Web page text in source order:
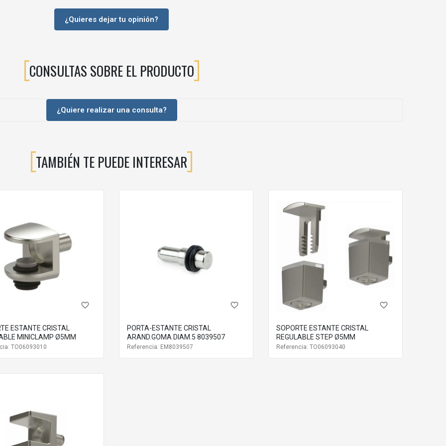
por balda(dos por cada lateral). En estantes muy largos o con cargas elevadas puede ser necesario añadir soportes
. Para estantes de madera es preferible utilizar soportes de balda específicos para tablero que trabajen por apoyo y
modernos donde se busca un acabado metálico satinado. El
(manual o atornillador eléctrico) para apretar los tornillos de anclaje y de sujeción del cristal.
S
06093026 06093025
Zamak Zamak
Negro Negro
1000 UN
¿Quieres dejar tu opinión?
CONSULTAS SOBRE EL PRODUCTO
¿Quiere realizar una consulta?
TAMBIÉN TE PUEDE INTERESAR
favorite_border
ESTANTE CRISTAL
MINICLAMP Ø5MM
TO06093010
favorite_border
PORTA-ESTANTE CRISTAL
ARAND.GOMA DIAM.5 8039507
Referencia: EM8039507
favorite_border
SOPORTE ESTANTE CRISTAL
REGULABLE STEP Ø5MM
Referencia: TO06093040